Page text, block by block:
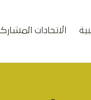
الاتحادات